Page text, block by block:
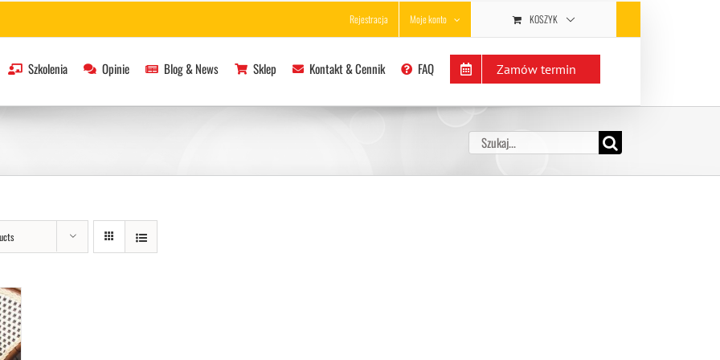
Rejestracja Moje konto KOSZYK
Szkolenia Opinie Blog & News Sklep Kontakt & Cennik FAQ Zamów termin
Szukaj